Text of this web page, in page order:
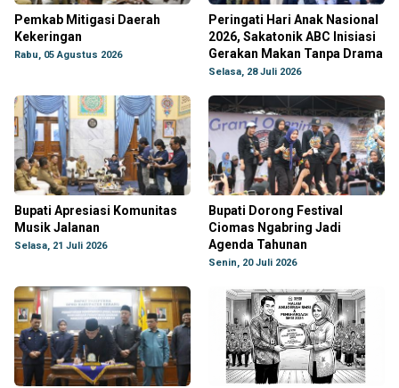
Pemkab Mitigasi Daerah
Kekeringan
Rabu, 05 Agustus 2026
Peringati Hari Anak Nasional
2026, Sakatonik ABC Inisiasi
Gerakan Makan Tanpa Drama
Selasa, 28 Juli 2026
Bupati Apresiasi Komunitas
Musik Jalanan
Selasa, 21 Juli 2026
Bupati Dorong Festival
Ciomas Ngabring Jadi
Agenda Tahunan
Senin, 20 Juli 2026